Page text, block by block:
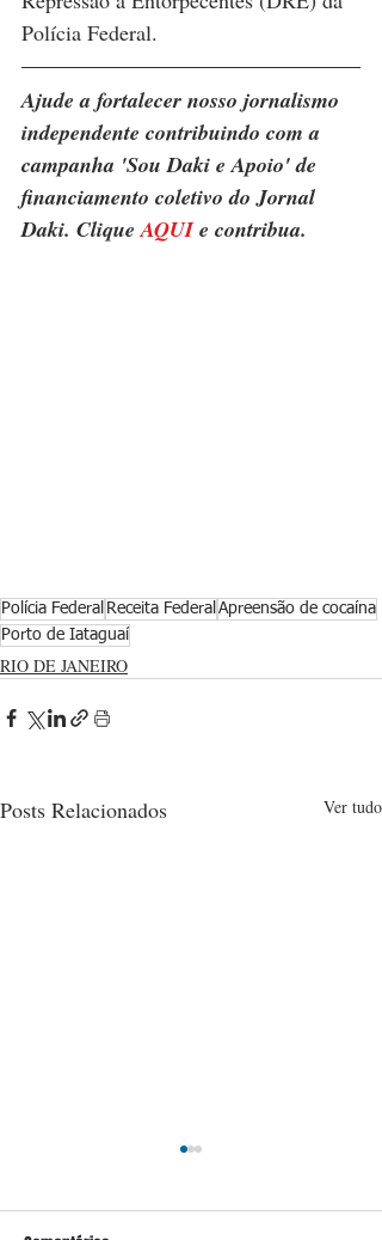
Polícia Federal.
Ajude a fortalecer nosso jornalismo
independente contribuindo com a
campanha 'Sou Daki e Apoio' de
financiamento coletivo do Jornal
Daki. Clique AQUI e contribua.
Polícia Federal Receita Federal Apreensão de cocaína
Porto de Iataguaí
RIO DE JANEIRO
Posts Relacionados Ver tudo